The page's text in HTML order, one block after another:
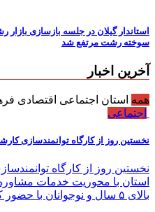
استاندار گیلان در جلسه بازسازی
سوخته رشت مرتفع شد
آخرین اخبار
همه استان اجتماعی اقتصادی
اجتماعی
نخستین روز از کارگاه توانمندسازی
نخستین روز از کارگاه
استان با محوریت خدمات
بالای ۵ سال و نوجوانان با حضور کارشناسان این حوزه در...